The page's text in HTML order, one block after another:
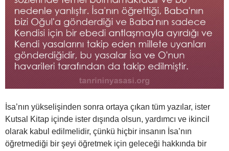
İsa’nın yükselişinden sonra ortaya çıkan tüm yazılar, ister
Kutsal Kitap içinde ister dışında olsun, yardımcı ve ikincil
olarak kabul edilmelidir, çünkü hiçbir insanın İsa’nın
öğretmediği bir şeyi öğretmek için geleceği hakkında bir